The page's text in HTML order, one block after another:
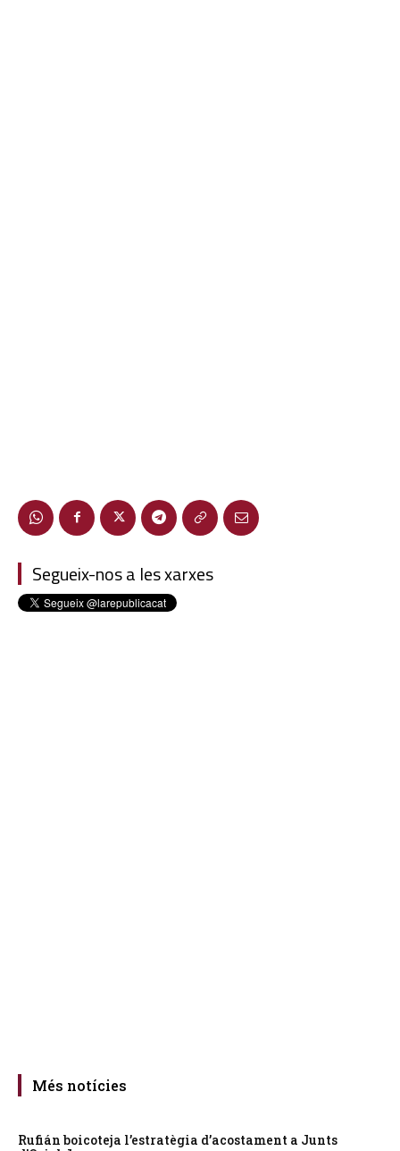
Segueix-nos a les xarxes
Més notícies
Rufián boicoteja l’estratègia d’acostament a Junts